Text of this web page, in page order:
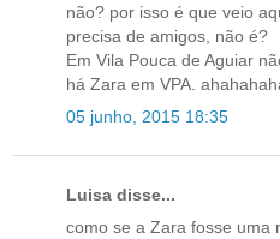
não? por isso é que veio
precisa de amigos, não é?
Em Vila Pouca de Aguiar
há Zara em VPA.
05 junho, 2015 18:35
Luisa disse...
como se a Zara fosse uma